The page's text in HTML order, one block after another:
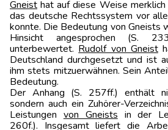
Gneist hat auf diese Weise
das deutsche Rechtssystem vor
konnte. Die Bedeutung von Gneists
Hinsicht angesprochen (S.
unterbewertet. Rudolf von Gneist
Deutschland durchgesetzt und ist
ihm stets mitzuerwähnen. Sein
Bedeutung.
Der Anhang (S. 257ff.) enthält
sondern auch ein Zuhörer-
Leistungen von Gneists in der
260f.). Insgesamt liefert die